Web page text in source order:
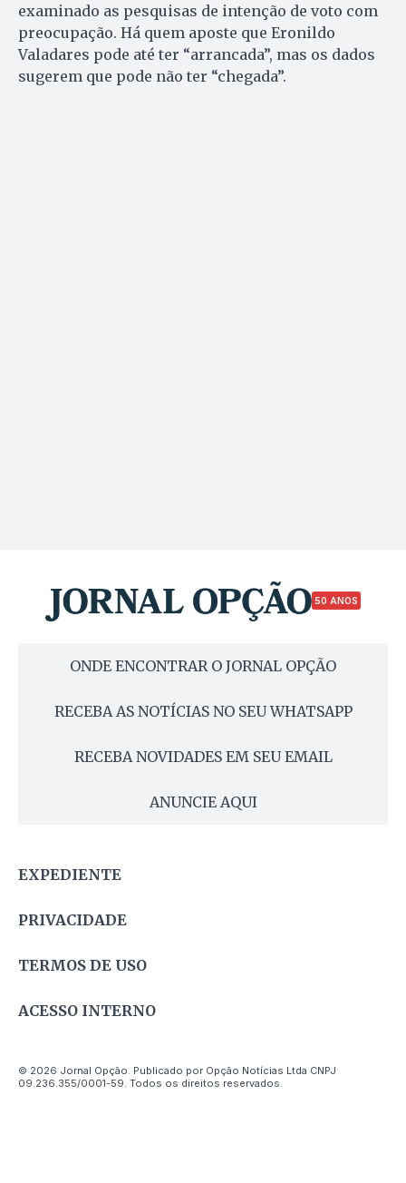
examinado as pesquisas de intenção de voto com
preocupação. Há quem aposte que Eronildo
Valadares pode até ter “arrancada”, mas os dados
sugerem que pode não ter “chegada”.
50 ANOS
ONDE ENCONTRAR O JORNAL OPÇÃO
RECEBA AS NOTÍCIAS NO SEU WHATSAPP
RECEBA NOVIDADES EM SEU EMAIL
ANUNCIE AQUI
EXPEDIENTE
PRIVACIDADE
TERMOS DE USO
ACESSO INTERNO
© 2026 Jornal Opção. Publicado por Opção Notícias Ltda CNPJ
09.236.355/0001-59. Todos os direitos reservados.